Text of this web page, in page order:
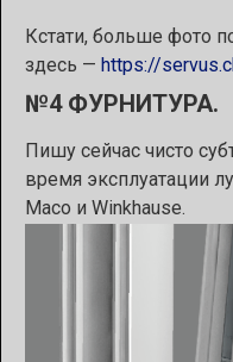
Кстати, больше фото
здесь — https://
№4 ФУРНИТУРА.
Пишу сейчас чисто
время эксплуатации
Maco и Winkhause.